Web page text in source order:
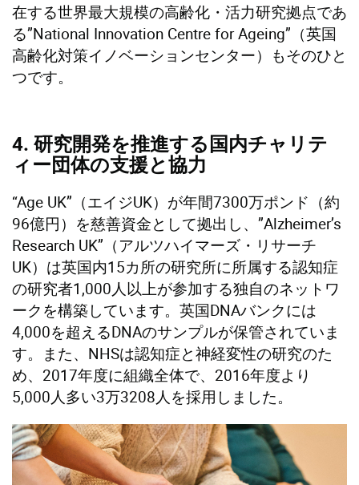
在する世界最大規模の高齢化・活力研究拠点であ
る”National Innovation Centre for Ageing”（英国
高齢化対策イノベーションセンター）もそのひと
つです。
4. 研究開発を推進する国内チャリテ
ィー団体の支援と協力
“Age UK”（エイジUK）が年間7300万ポンド（約
96億円）を慈善資金として拠出し、”Alzheimer’s
Research UK”（アルツハイマーズ・リサーチ
UK）は英国内15カ所の研究所に所属する認知症
の研究者1,000人以上が参加する独自のネットワ
ークを構築しています。英国DNAバンクには
4,000を超えるDNAのサンプルが保管されていま
す。また、NHSは認知症と神経変性の研究のた
め、2017年度に組織全体で、2016年度より
5,000人多い3万3208人を採用しました。